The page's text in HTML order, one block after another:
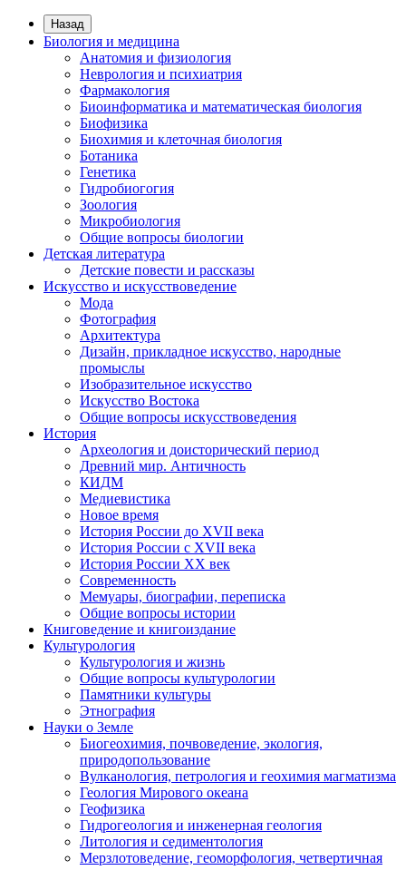
Назад
Биология и медицина
Анатомия и физиология
Неврология и психиатрия
Фармакология
Биоинформатика и математическая биология
Биофизика
Биохимия и клеточная биология
Ботаника
Генетика
Гидробиогогия
Зоология
Микробиология
Общие вопросы биологии
Детская литература
Детские повести и рассказы
Искусство и искусствоведение
Мода
Фотография
Архитектура
Дизайн, прикладное искусство, народные
промыслы
Изобразительное искусство
Искусство Востока
Общие вопросы искусствоведения
История
Археология и доисторический период
Древний мир. Античность
КИДМ
Медиевистика
Новое время
История России до XVII века
История России с XVII века
История России XX век
Современность
Мемуары, биографии, переписка
Общие вопросы истории
Книговедение и книгоиздание
Культурология
Культурология и жизнь
Общие вопросы культурологии
Памятники культуры
Этнография
Науки о Земле
Биогеохимия, почвоведение, экология,
природопользование
Вулканология, петрология и геохимия магматизма
Геология Мирового океана
Геофизика
Гидрогеология и инженерная геология
Литология и седиментология
Мерзлотоведение, геоморфология, четвертичная